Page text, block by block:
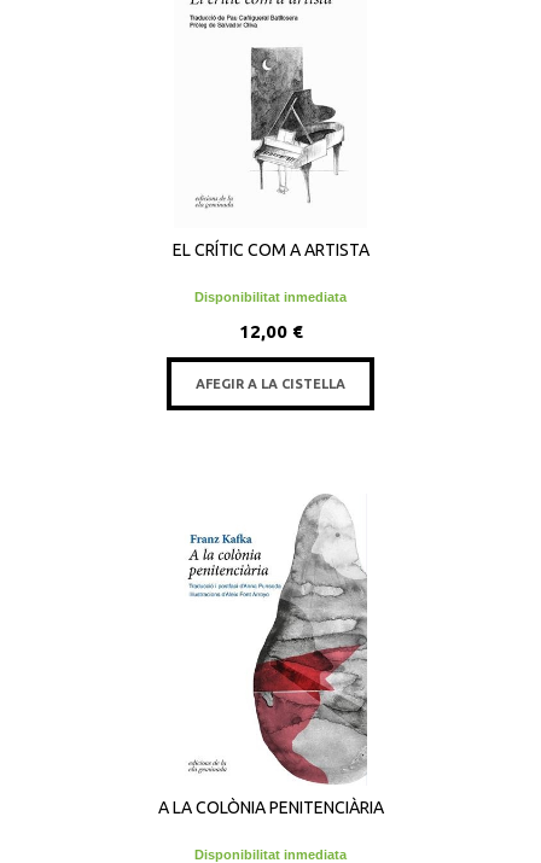
EL CRÍTIC COM A ARTISTA
Disponibilitat inmediata
12,00 €
AFEGIR A LA CISTELLA
A LA COLÒNIA PENITENCIÀRIA
Disponibilitat inmediata